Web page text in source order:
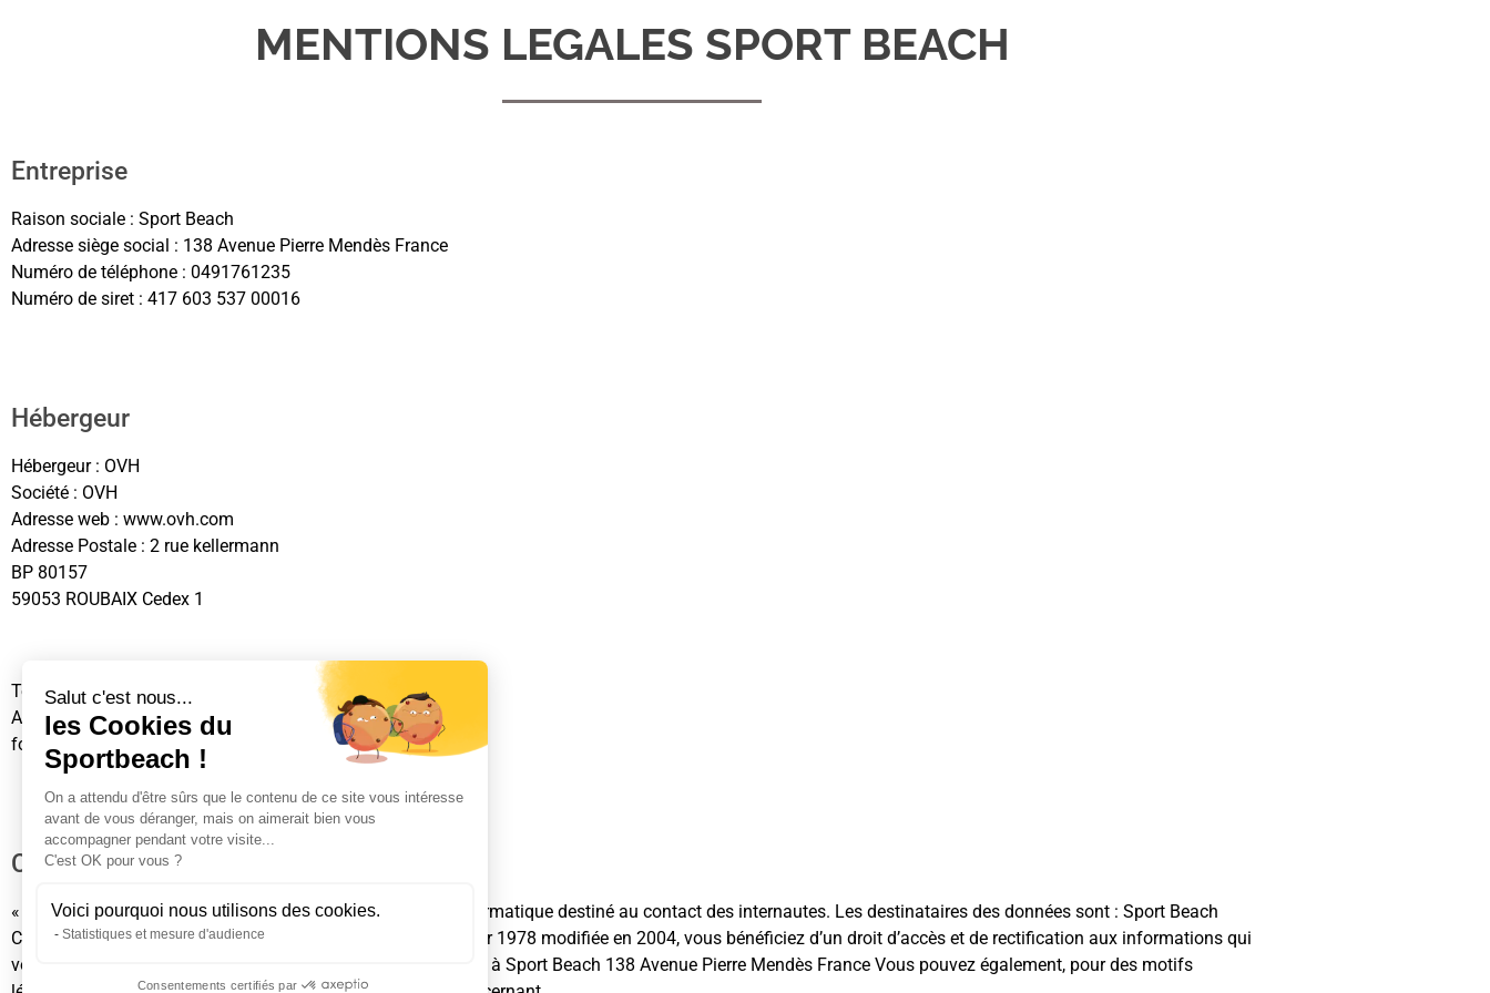
MENTIONS LEGALES SPORT BEACH
Entreprise
Raison sociale : Sport Beach
Adresse siège social : 138 Avenue Pierre Mendès France
Numéro de téléphone : 0491761235
Numéro de siret : 417 603 537 00016
Hébergeur
Hébergeur : OVH
Société : OVH
Adresse web : www.ovh.com
Adresse Postale : 2 rue kellermann
BP 80157
59053 ROUBAIX Cedex 1
Téléphone : +33 (0)8 203 203 63
Adresse électronique (E-Mail) : support@ovh.com
formulaire de communication à suivre sur le site de « OVH »
CNIL
« Les informations recueillies font l’objet d’un traitement informatique destiné au contact des internautes. Les destinataires des données sont : Sport Beach
Conformément à la loi « informatique et libertés » du 6 janvier 1978 modifiée en 2004, vous bénéficiez d’un droit d’accès et de rectification aux informations qui
vous concernent, que vous pouvez exercer en vous adressant à Sport Beach 138 Avenue Pierre Mendès France Vous pouvez également, pour des motifs
Salut c'est nous...
les Cookies du
Sportbeach !
On a attendu d'être sûrs que le contenu de ce site vous intéresse
avant de vous déranger, mais on aimerait bien vous
accompagner pendant votre visite...
C'est OK pour vous ?
Voici pourquoi nous utilisons des cookies.
Statistiques et mesure d'audience
Consentements certifiés par